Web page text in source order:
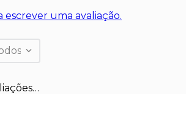
escrever uma avaliação.